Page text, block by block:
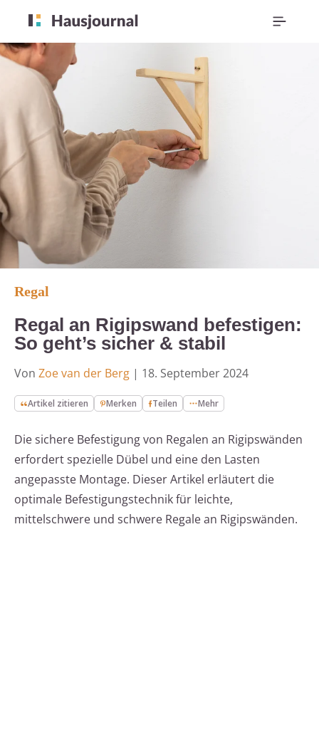
Regal
Regal an Rigipswand befestigen:
So geht’s sicher & stabil
Von Zoe van der Berg | 18. September 2024
Artikel zitieren Merken Teilen Mehr
Die sichere Befestigung von Regalen an Rigipswänden
erfordert spezielle Dübel und eine den Lasten
angepasste Montage. Dieser Artikel erläutert die
optimale Befestigungstechnik für leichte,
mittelschwere und schwere Regale an Rigipswänden.